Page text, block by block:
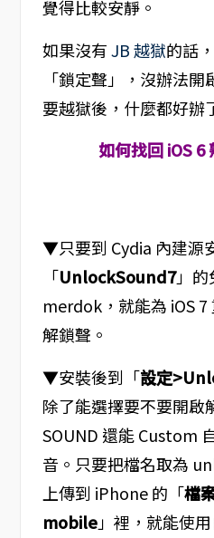
覺得比較安靜。
如果沒有JB 越獄的話
「鎖定聲」，沒辦法
要越獄後，什麼都好辦
如何找回 iOS 6
▼只要到 Cydia 內建源
「UnlockSound7」的
merdok，就能為 iOS
解鎖聲。
▼安裝後到「設定
除了能選擇要不要開啟
SOUND 還能 Custom
音。只要把檔名取為
上傳到 iPhone 的「檔
mobile」裡，就能使